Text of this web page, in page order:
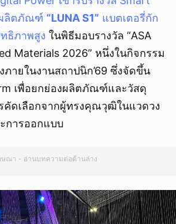
ลิตภัณฑ์ “LUNA S1” แบตเตอรี่กัก
ธิภาพสูง ในพิธีมอบรางวัล “ASA
Materials 2026” หนึ่งในกิจกรรม
ภายในงานสถาปนิก’69 ซึ่งจัดขึ้น
เพื่อยกย่องผลิตภัณฑ์และวัสดุ
ดเลือกจากผู้ทรงคุณวุฒิในแวดวง
การออกแบบ
ณา - อ่านบทความต่อด้านล่าง